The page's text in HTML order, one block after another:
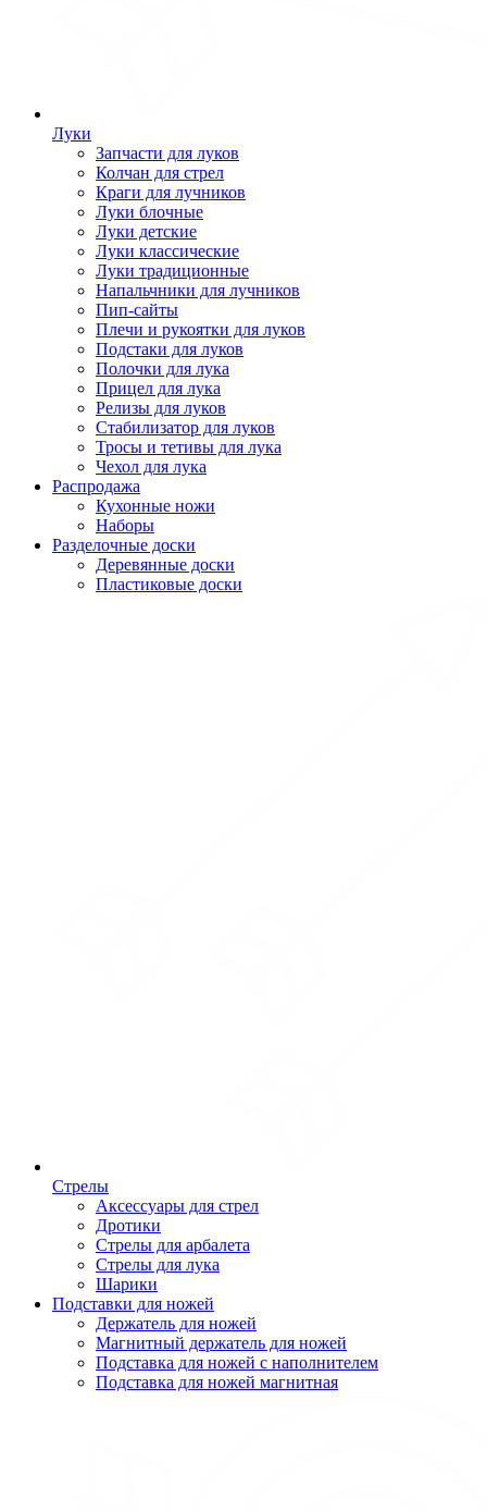
Луки
Запчасти для луков
Колчан для стрел
Краги для лучников
Луки блочные
Луки детские
Луки классические
Луки традиционные
Напальчники для лучников
Пип-сайты
Плечи и рукоятки для луков
Подстаки для луков
Полочки для лука
Прицел для лука
Релизы для луков
Стабилизатор для луков
Тросы и тетивы для лука
Чехол для лука
Распродажа
Кухонные ножи
Наборы
Разделочные доски
Деревянные доски
Пластиковые доски
Стрелы
Аксессуары для стрел
Дротики
Стрелы для арбалета
Стрелы для лука
Шарики
Подставки для ножей
Держатель для ножей
Магнитный держатель для ножей
Подставка для ножей с наполнителем
Подставка для ножей магнитная